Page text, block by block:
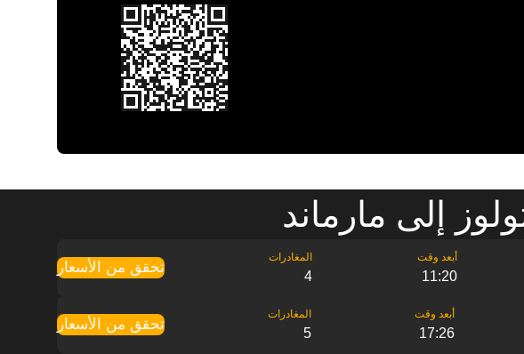
إلى مارماند
11:20
4
تحقق من الأسعار
17:26
5
تحقق من الأسعار